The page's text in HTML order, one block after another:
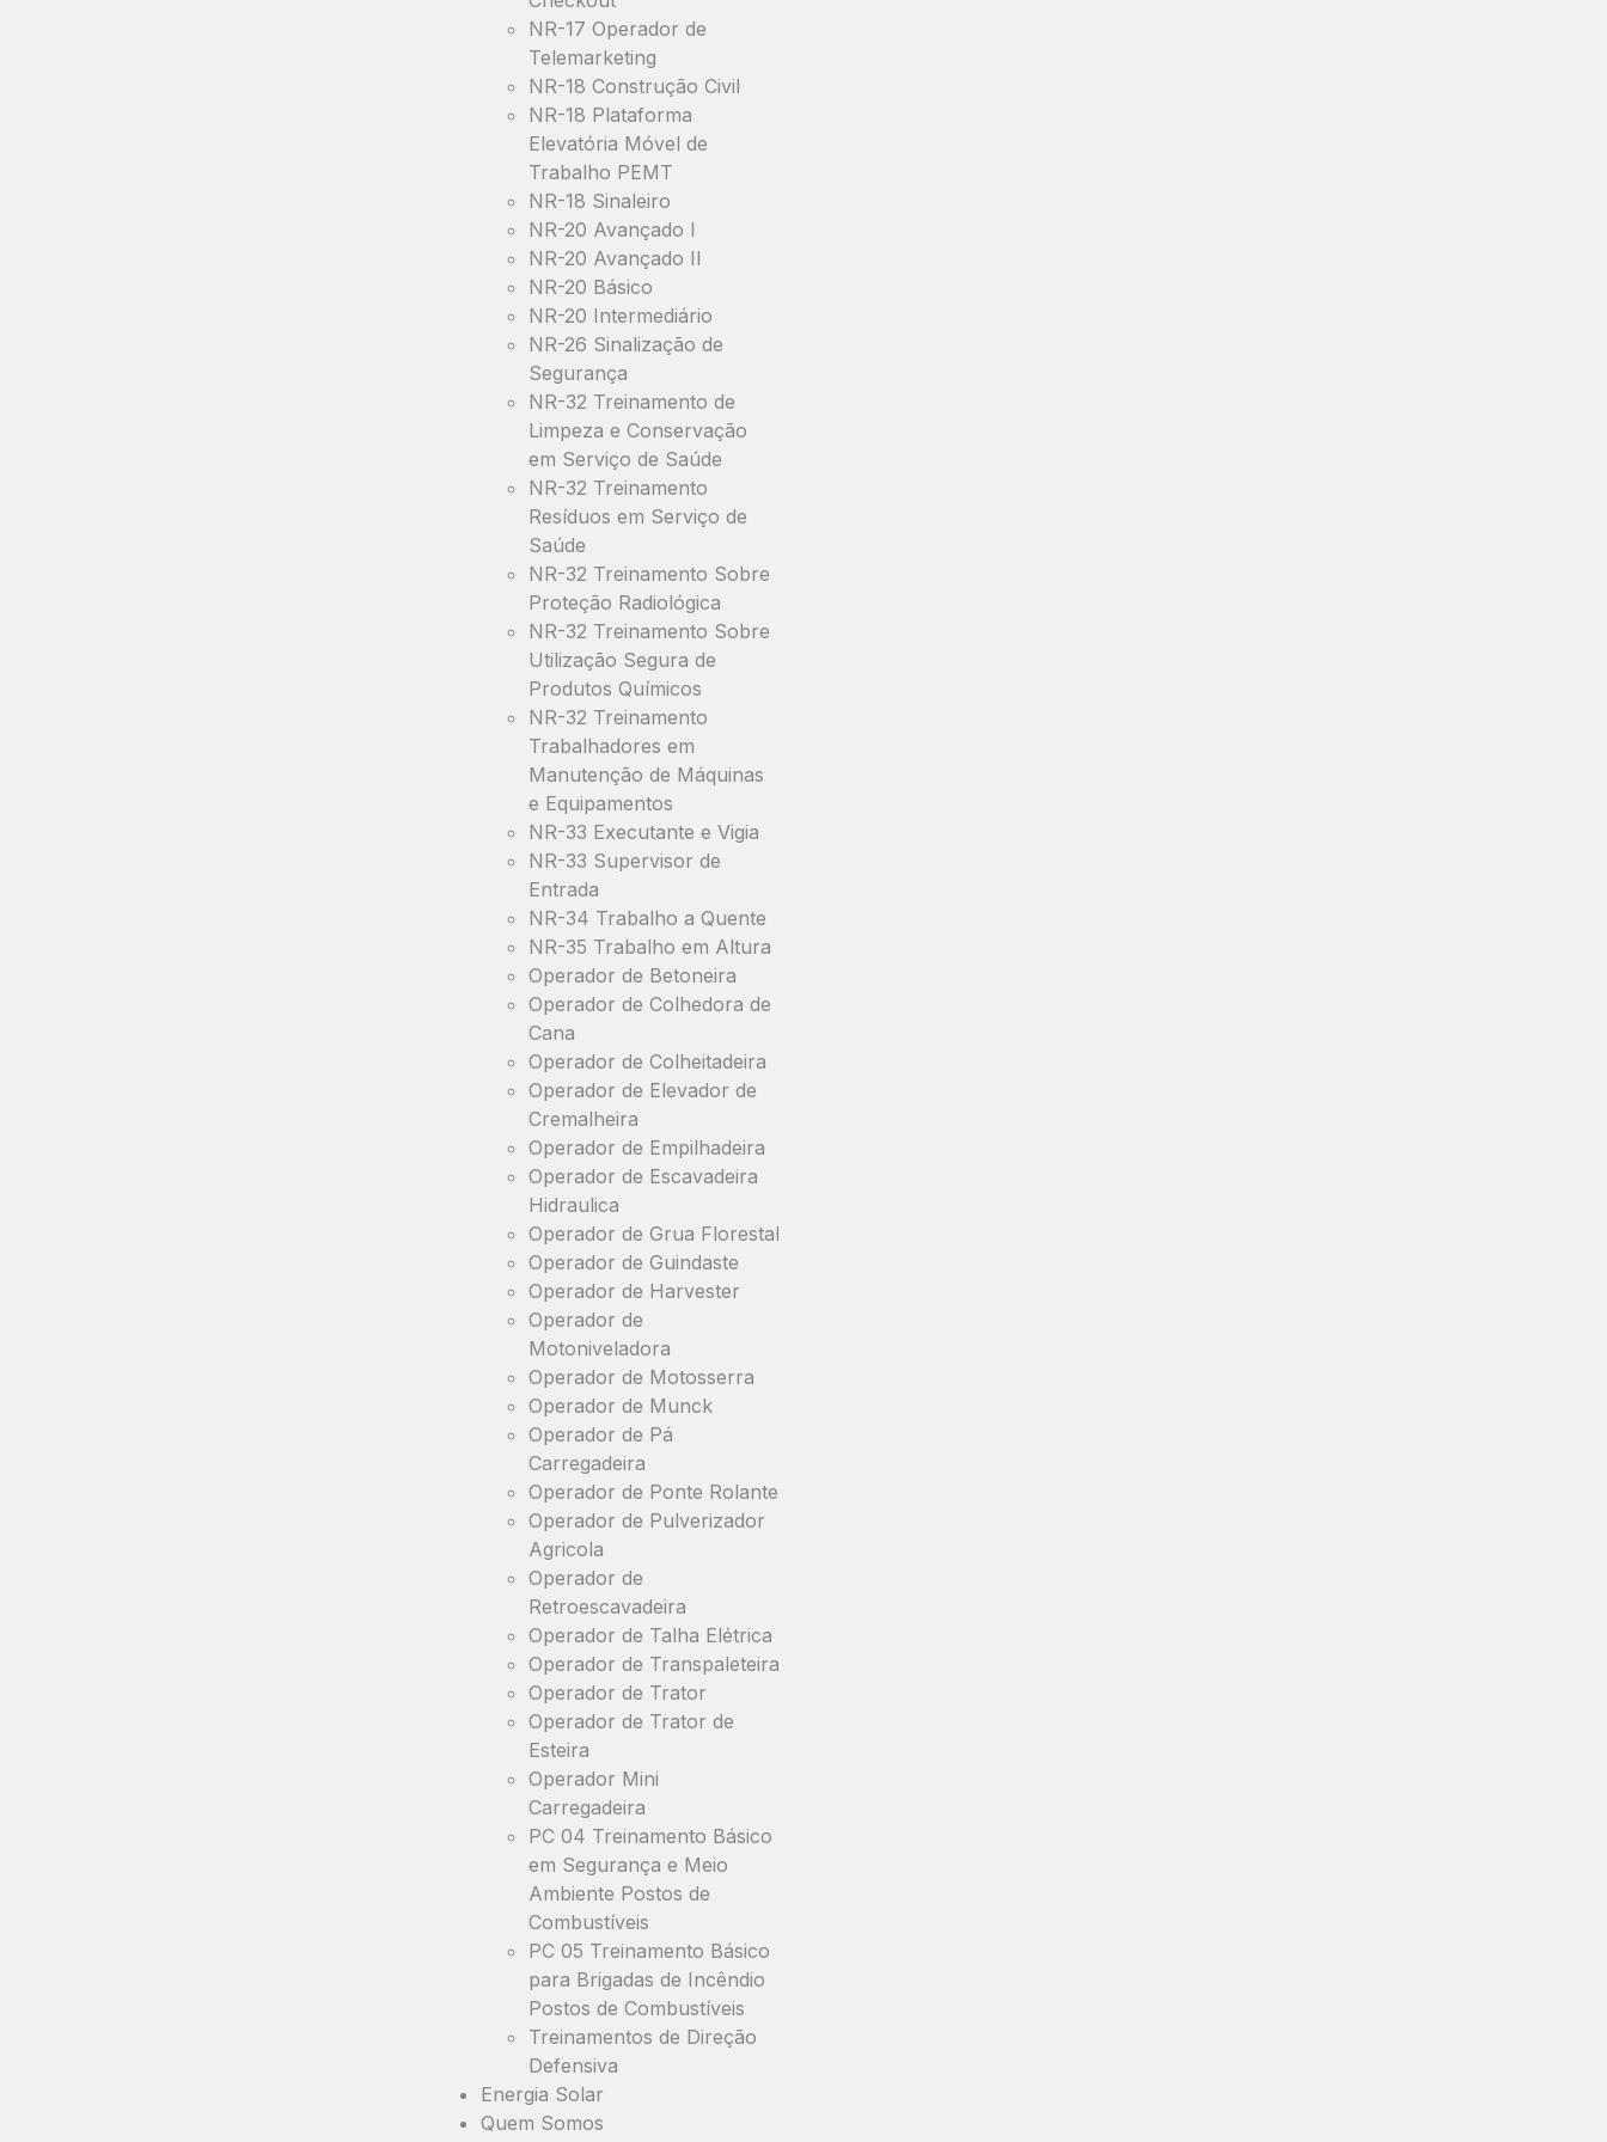
NR-17 Operador de
Telemarketing
NR-18 Construção Civil
NR-18 Plataforma
Elevatória Móvel de
Trabalho PEMT
NR-18 Sinaleiro
NR-20 Avançado I
NR-20 Avançado II
NR-20 Básico
NR-20 Intermediário
NR-26 Sinalização de
Segurança
NR-32 Treinamento de
Limpeza e Conservação
em Serviço de Saúde
NR-32 Treinamento
Resíduos em Serviço de
Saúde
NR-32 Treinamento Sobre
Proteção Radiológica
NR-32 Treinamento Sobre
Utilização Segura de
Produtos Químicos
NR-32 Treinamento
Trabalhadores em
Manutenção de Máquinas
e Equipamentos
NR-33 Executante e Vigia
NR-33 Supervisor de
Entrada
NR-34 Trabalho a Quente
NR-35 Trabalho em Altura
Operador de Betoneira
Operador de Colhedora de
Cana
Operador de Colheitadeira
Operador de Elevador de
Cremalheira
Operador de Empilhadeira
Operador de Escavadeira
Hidraulica
Operador de Grua Florestal
Operador de Guindaste
Operador de Harvester
Operador de
Motoniveladora
Operador de Motosserra
Operador de Munck
Operador de Pá
Carregadeira
Operador de Ponte Rolante
Operador de Pulverizador
Agricola
Operador de
Retroescavadeira
Operador de Talha Elétrica
Operador de Transpaleteira
Operador de Trator
Operador de Trator de
Esteira
Operador Mini
Carregadeira
PC 04 Treinamento Básico
em Segurança e Meio
Ambiente Postos de
Combustíveis
PC 05 Treinamento Básico
para Brigadas de Incêndio
Postos de Combustíveis
Treinamentos de Direção
Defensiva
Energia Solar
Quem Somos